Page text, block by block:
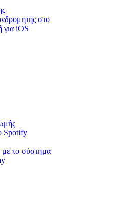
στο
για iOS
Spotify
το σύστημα